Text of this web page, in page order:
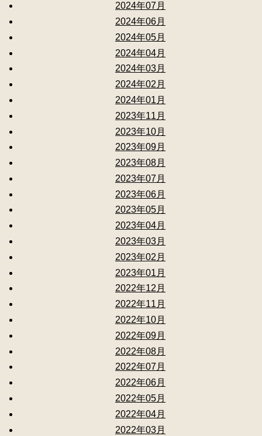
2024年07月
2024年06月
2024年05月
2024年04月
2024年03月
2024年02月
2024年01月
2023年11月
2023年10月
2023年09月
2023年08月
2023年07月
2023年06月
2023年05月
2023年04月
2023年03月
2023年02月
2023年01月
2022年12月
2022年11月
2022年10月
2022年09月
2022年08月
2022年07月
2022年06月
2022年05月
2022年04月
2022年03月